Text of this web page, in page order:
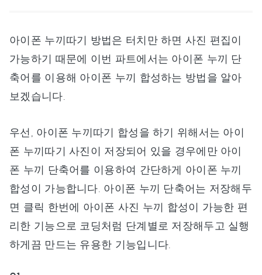
아이폰 누끼따기 방법은 터치만 하면 사진 편집이
가능하기 때문에 이번 파트에서는 아이폰 누끼 단
축어를 이용해 아이폰 누끼 합성하는 방법을 알아
보겠습니다.
우선, 아이폰 누끼따기 합성을 하기 위해서는 아이
폰 누끼따기 사진이 저장되어 있을 경우에만 아이
폰 누끼 단축어를 이용하여 간단하게 아이폰 누끼
합성이 가능합니다. 아이폰 누끼 단축어는 저장해두
면 클릭 한번에 아이폰 사진 누끼 합성이 가능한 편
리한 기능으로 코딩처럼 단계별로 저장해두고 실행
하게끔 만드는 유용한 기능입니다.